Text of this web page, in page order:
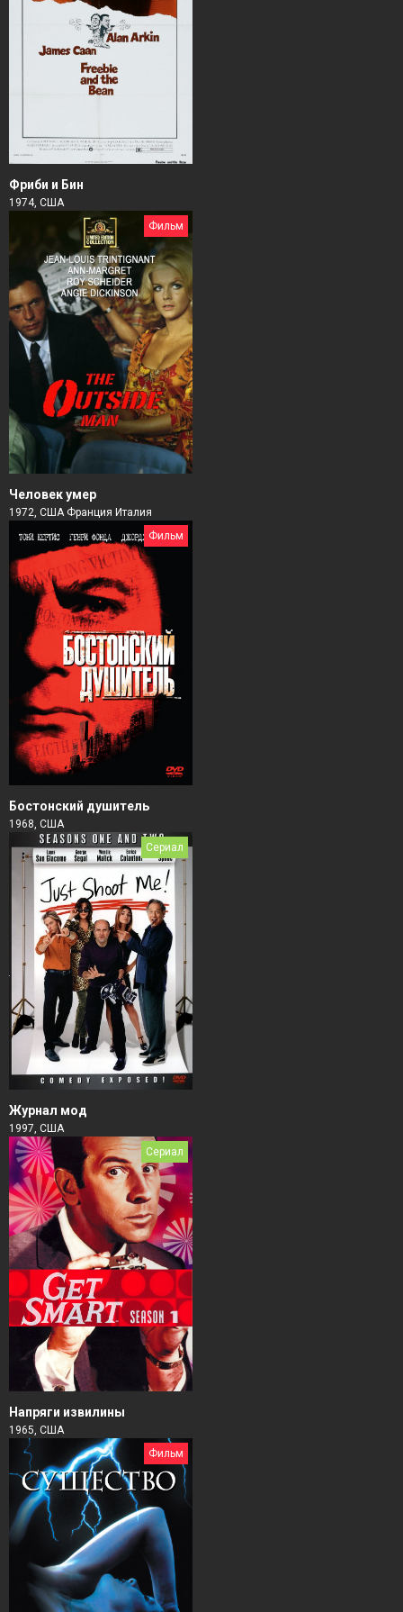
Фриби и Бин
1974, США
Фильм
Человек умер
1972, США Франция Италия
Фильм
Бостонский душитель
1968, США
Сериал
Журнал мод
1997, США
Сериал
Напряги извилины
1965, США
Фильм